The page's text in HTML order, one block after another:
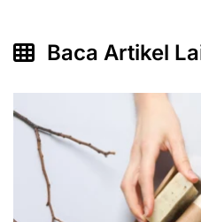
Baca Artikel